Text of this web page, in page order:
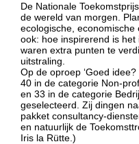
De Nationale
de wereld van morgen.
ecologische,
ook: hoe inspirerend is
waren extra punten te
uitstraling.
Op de oproep ‘Goed
40 in de categorie Non-
en 33 in de categorie
geselecteerd. Zij dingen
pakket consultancy-
en natuurlijk de
Iris la Rütte.)